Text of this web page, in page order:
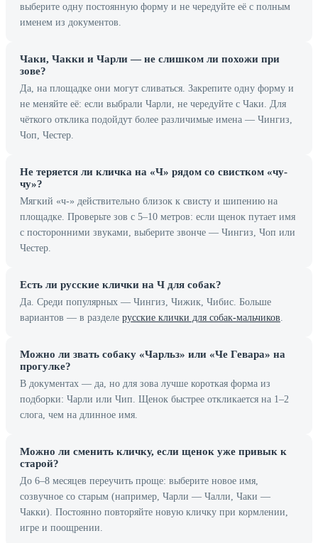
выберите одну постоянную форму и не чередуйте её с полным
именем из документов.
Чаки, Чакки и Чарли — не слишком ли похожи при
зове?
Да, на площадке они могут сливаться. Закрепите одну форму и
не меняйте её: если выбрали Чарли, не чередуйте с Чаки. Для
чёткого отклика подойдут более различимые имена — Чингиз,
Чоп, Честер.
Не теряется ли кличка на «Ч» рядом со свистком «чу-
чу»?
Мягкий «ч-» действительно близок к свисту и шипению на
площадке. Проверьте зов с 5–10 метров: если щенок путает имя
с посторонними звуками, выберите звонче — Чингиз, Чоп или
Честер.
Есть ли русские клички на Ч для собак?
Да. Среди популярных — Чингиз, Чижик, Чибис. Больше
вариантов — в разделе русские клички для собак-мальчиков
Можно ли звать собаку «Чарльз» или «Че Гевара» на
прогулке?
В документах — да, но для зова лучше короткая форма из
подборки: Чарли или Чип. Щенок быстрее откликается на 1–2
слога, чем на длинное имя.
Можно ли сменить кличку, если щенок уже привык к
старой?
До 6–8 месяцев переучить проще: выберите новое имя,
созвучное со старым (например, Чарли — Чалли, Чаки —
Чакки). Постоянно повторяйте новую кличку при кормлении,
игре и поощрении.